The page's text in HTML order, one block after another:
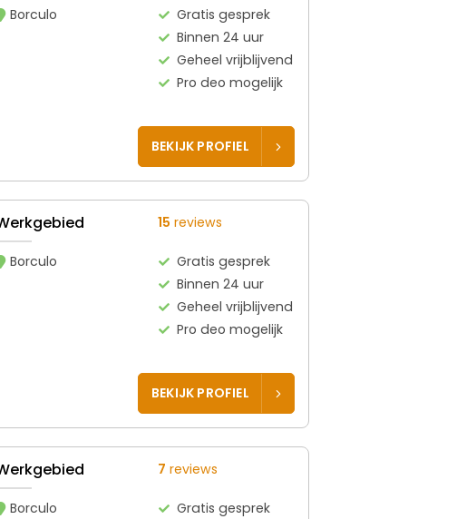
Borculo
Gratis gesprek
Binnen 24 uur
Geheel vrijblijvend
Pro deo mogelijk
BEKIJK PROFIEL
Borculo
15 reviews
Gratis gesprek
Binnen 24 uur
Geheel vrijblijvend
Pro deo mogelijk
BEKIJK PROFIEL
Borculo
7 reviews
Gratis gesprek